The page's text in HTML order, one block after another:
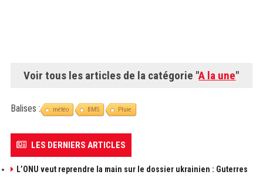
Voir tous les articles de la catégorie "A la une"
Balises : météo BMS Pluie
LES DERNIERS ARTICLES
L’ONU veut reprendre la main sur le dossier ukrainien : Guterres